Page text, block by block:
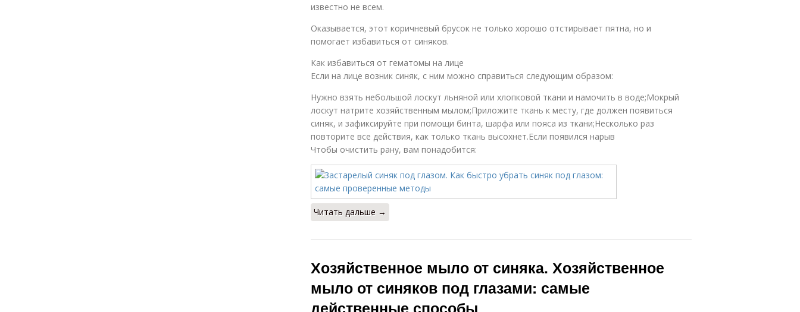
известно не всем.
Оказывается, этот коричневый брусок не только хорошо отстирывает пятна, но и
помогает избавиться от синяков.
Как избавиться от гематомы на лице
Если на лице возник синяк, с ним можно справиться следующим образом:
Нужно взять небольшой лоскут льняной или хлопковой ткани и намочить в воде;Мокрый
лоскут натрите хозяйственным мылом;Приложите ткань к месту, где должен появиться
синяк, и зафиксируйте при помощи бинта, шарфа или пояса из ткани;Несколько раз
повторите все действия, как только ткань высохнет.Если появился нарыв
Чтобы очистить рану, вам понадобится:
Читать дальше →
Хозяйственное мыло от синяка. Хозяйственное
мыло от синяков под глазами: самые